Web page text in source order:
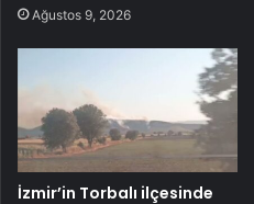
Ağustos 9, 2026
İzmir’in Torbalı ilçesinde